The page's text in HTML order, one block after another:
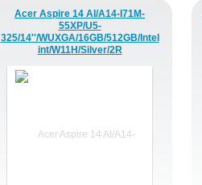
Acer Aspire 14 AI/A14-I71M-
55XP/U5-
325/14''/WUXGA/16GB/512GB/Intel
int/W11H/Silver/2R